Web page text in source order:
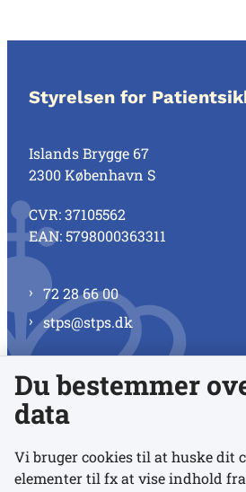
Styrelsen for
Islands Brygge 67
2300 København S
CVR: 37105562
EAN: 5798000363311
72 28 66 00
stps@stps.dk
Se alle kontaktnumre
Links
Du bestemmer
data
Vi bruger cookies til at huske dit
elementer til fx at vise indhold